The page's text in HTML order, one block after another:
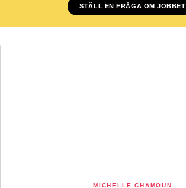
STÄLL EN FRÅGA OM JOBBET
MICHELLE CHAMOUN